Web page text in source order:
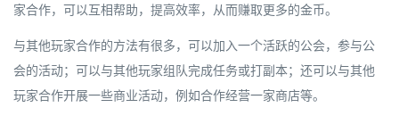
家合作，可以互相帮助，提高效率，从而赚取更多的金币。
与其他玩家合作的方法有很多，可以加入一个活跃的公会，参与公
会的活动；可以与其他玩家组队完成任务或打副本；还可以与其他
玩家合作开展一些商业活动，例如合作经营一家商店等。